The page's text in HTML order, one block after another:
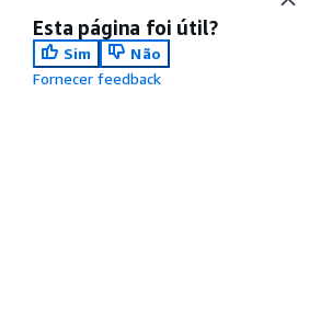
Esta página foi útil?
Sim
Não
Fornecer feedback